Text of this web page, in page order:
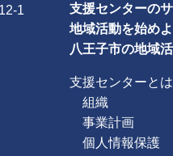
1
支援センターの
地域活動を始め
八王子市の地域
支援センターとは
組織
事業計画
個人情報保護